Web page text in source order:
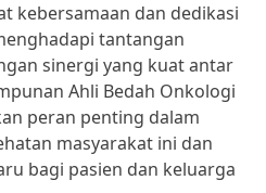
kebersamaan dan dedikasi
tantangan
sinergi yang kuat antar
Ahli Bedah Onkologi
peran penting dalam
masyarakat ini dan
bagi pasien dan keluarga